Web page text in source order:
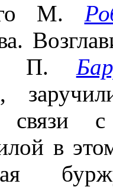
М.
П.
связи
в